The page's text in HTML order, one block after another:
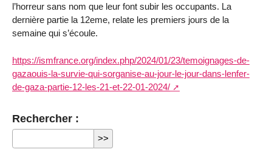
l’horreur sans nom que leur font subir les occupants. La
dernière partie la 12eme, relate les premiers jours de la
semaine qui s’écoule.
https://ismfrance.org/index.php/2024/01/23/temoignages-de-
gazaouis-la-survie-qui-sorganise-au-jour-le-jour-dans-lenfer-
de-gaza-partie-12-les-21-et-22-01-2024/
Rechercher :